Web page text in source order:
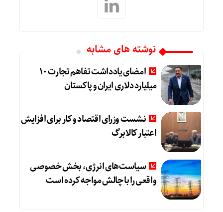
نوشته های مشابه
امضای یادداشت تفاهم تجارت ۱۰
میلیارد دلاری ایران و پاکستان
نشست وزرای اقتصاد و کار برای افزایش
اعتبار کالابرگ
سیاست‌های انرژی، بخش خصوصی
واقعی را با چالش مواجه کرده است